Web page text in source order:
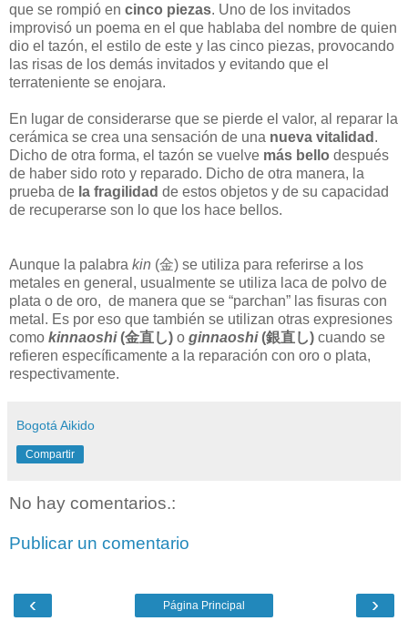
que se rompió en cinco piezas. Uno de los invitados
improvisó un poema en el que hablaba del nombre de quien
dio el tazón, el estilo de este y las cinco piezas, provocando
las risas de los demás invitados y evitando que el
terrateniente se enojara.
En lugar de considerarse que se pierde el valor, al reparar la
cerámica se crea una sensación de una nueva vitalidad .
Dicho de otra forma, el tazón se vuelve más bello después
de haber sido roto y reparado. Dicho de otra manera, la
prueba de la fragilidad de estos objetos y de su capacidad
de recuperarse son lo que los hace bellos.
Aunque la palabra kin (金) se utiliza para referirse a los
metales en general, usualmente se utiliza laca de polvo de
plata o de oro, de manera que se “parchan” las fisuras con
metal. Es por eso que también se utilizan otras expresiones
como kinnaoshi(金直し) o ginnaoshi(銀直し) cuando se
refieren específicamente a la reparación con oro o plata,
respectivamente.
Bogotá Aikido
Compartir
No hay comentarios.:
Publicar un comentario
‹ ›
Página Principal